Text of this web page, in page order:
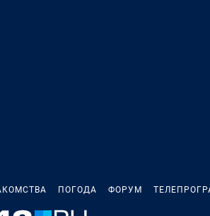
ПОГОДА ФОРУМ